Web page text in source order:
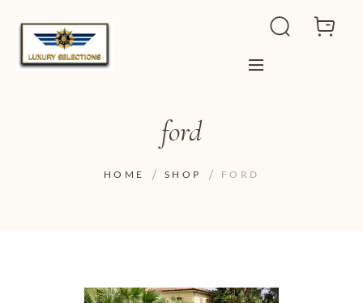
ford
HOME SHOP FORD